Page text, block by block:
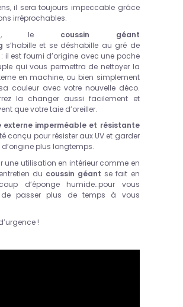
il sera toujours impeccable grâce
irréprochables.
le coussin géant
s’habille et se déshabille au gré de
il est fourni d’origine avec une poche
qui vous permettra de nettoyer la
en machine, ou bien simplement
couleur avec votre nouvelle déco.
la changer aussi facilement et
que votre taie d’oreiller.
externe imperméable et résistante
conçu pour résister aux UV et garder
plus longtemps.
une utilisation en intérieur comme en
du coussin géant se fait en
d’éponge humide…pour vous
de passer plus de temps à vous
!